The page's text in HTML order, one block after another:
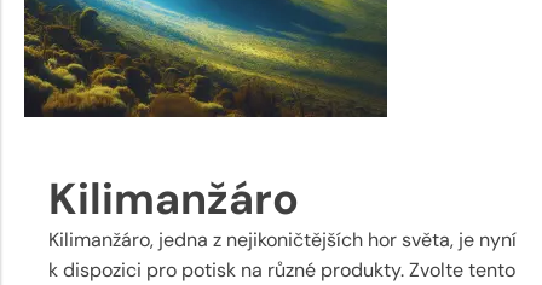
Kilimanžáro
Kilimanžáro, jedna z nejikoničtějších hor světa, je nyní
k dispozici pro potisk na různé produkty. Zvolte tento